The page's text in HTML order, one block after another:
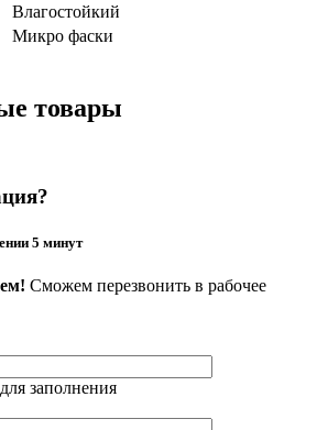
Влагостойкий
Микро фаски
товары
5 минут
Сможем перезвонить в рабочее
заполнения